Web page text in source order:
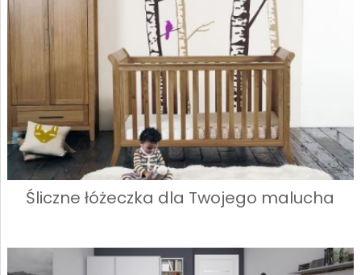
Śliczne łóżeczka dla Twojego malucha